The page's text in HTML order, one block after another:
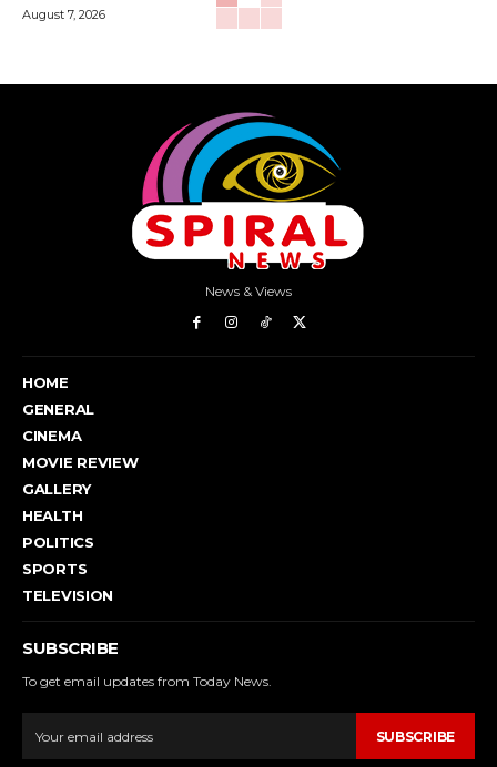
August 7, 2026
News & Views
HOME
GENERAL
CINEMA
MOVIE REVIEW
GALLERY
HEALTH
POLITICS
SPORTS
TELEVISION
SUBSCRIBE
To get email updates from Today News.
SUBSCRIBE